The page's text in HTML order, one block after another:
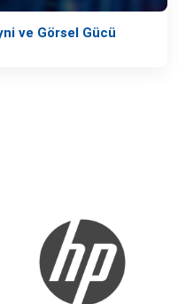
ve Görsel Gücü